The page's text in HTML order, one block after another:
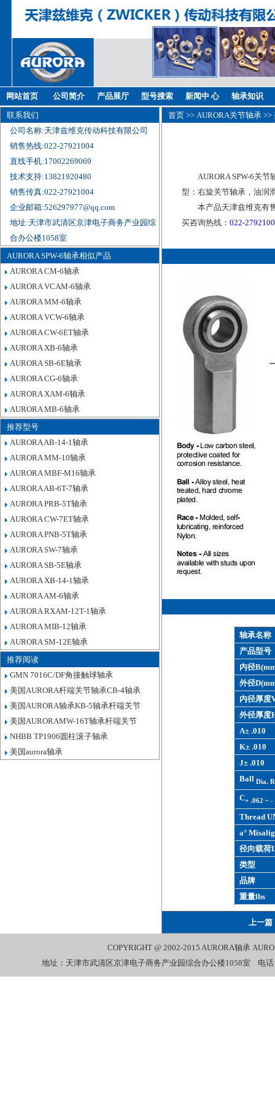
网站首页 公司简介 产品展厅 型号搜索 新闻中 心 轴承知识
联系我们
公司名称:天津兹维克传动科技有限公司
销售热线:022-27921004
直线手机:17002269069
技术支持:13821920480
销售传真:022-27921004
企业邮箱:526297977@qq.com
地址:天津市武清区京津电子商务产业园综
合办公楼1058室
AURORA SPW-6轴承相似产品
AURORA CM-6轴承
AURORA VCAM-6轴承
AURORA MM-6轴承
AURORA VCW-6轴承
AURORA CW-6ET轴承
AURORA XB-6轴承
AURORA SB-6E轴承
AURORA CG-6轴承
AURORA XAM-6轴承
AURORA MB-6轴承
推荐型号
AURORA AB-14-1轴承
AURORA MM-10轴承
AURORA MBF-M16轴承
AURORA AB-6T-7轴承
AURORA PRB-5T轴承
AURORA CW-7ET轴承
AURORA PNB-5T轴承
AURORA SW-7轴承
AURORA SB-5E轴承
AURORA XB-14-1轴承
AURORA AM-6轴承
AURORA RXAM-12T-1轴承
AURORA MIB-12轴承
AURORA SM-12E轴承
推荐阅读
GMN 7016C/DF角接触球轴承
美国AURORA杆端关节轴承CB-4轴承
美国AURORA轴承KB-5轴承杆端关节
美国AURORAMW-16T轴承杆端关节
NHBB TP1906圆柱滚子轴承
美国aurora轴承
首页 >> AURORA关节轴承 >>
AURORA SPW-6关
型：右旋关节轴承，油润
本产品天津兹维克有
买咨询热线：022-
轴承名称
产品型号
内径
外径
内径厚度
外径厚度
A± .010
K± .010
J± .010
BallDia.
C+ .062 ~ -
Thread
a°
径向载荷
类型
品牌
重量lbs
上一篇
COPYRIGHT @ 2002-2015AURORA轴承
地址：天津市武清区京津电子商务产业园综合办公楼1058室 电